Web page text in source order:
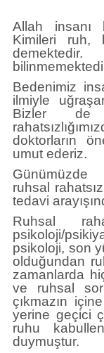
İletişim
Allah insanı
Kimileri ruh,
Bedenimiz
ilmiyle
Bizler de
doktorların
umut ederiz.
Günümüzde
ruhsal
tedavi
Ruhsal
psikoloji/
psikoloji, son
olduğundan
zamanlarda
ve ruhsal
çıkmazın
yerine geçici
ruhu
duymuştur.